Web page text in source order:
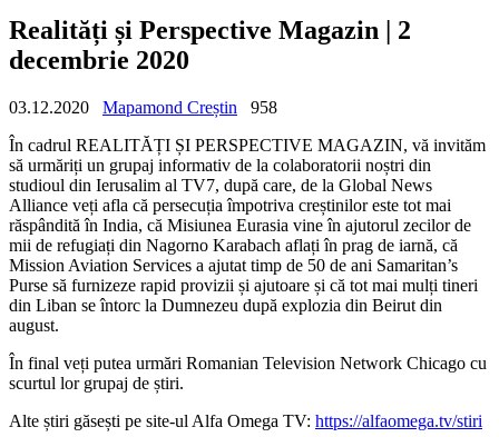
Realități și Perspective Magazin | 2
decembrie 2020
03.12.2020 Mapamond Creștin
958
În cadrul REALITĂȚI ȘI PERSPECTIVE MAGAZIN, vă invităm
să urmăriți un grupaj informativ de la colaboratorii noștri din
studioul din Ierusalim al TV7, după care, de la Global News
Alliance veți afla că persecuția împotriva creștinilor este tot mai
răspândită în India, că Misiunea Eurasia vine în ajutorul zecilor de
mii de refugiați din Nagorno Karabach aflați în prag de iarnă, că
Mission Aviation Services a ajutat timp de 50 de ani Samaritan’s
Purse să furnizeze rapid provizii și ajutoare și că tot mai mulți tineri
din Liban se întorc la Dumnezeu după explozia din Beirut din
august.
În final veți putea urmări Romanian Television Network Chicago cu
scurtul lor grupaj de știri.
Alte știri găsești pe site-ul Alfa Omega TV: https://alfaomega.tv/stiri